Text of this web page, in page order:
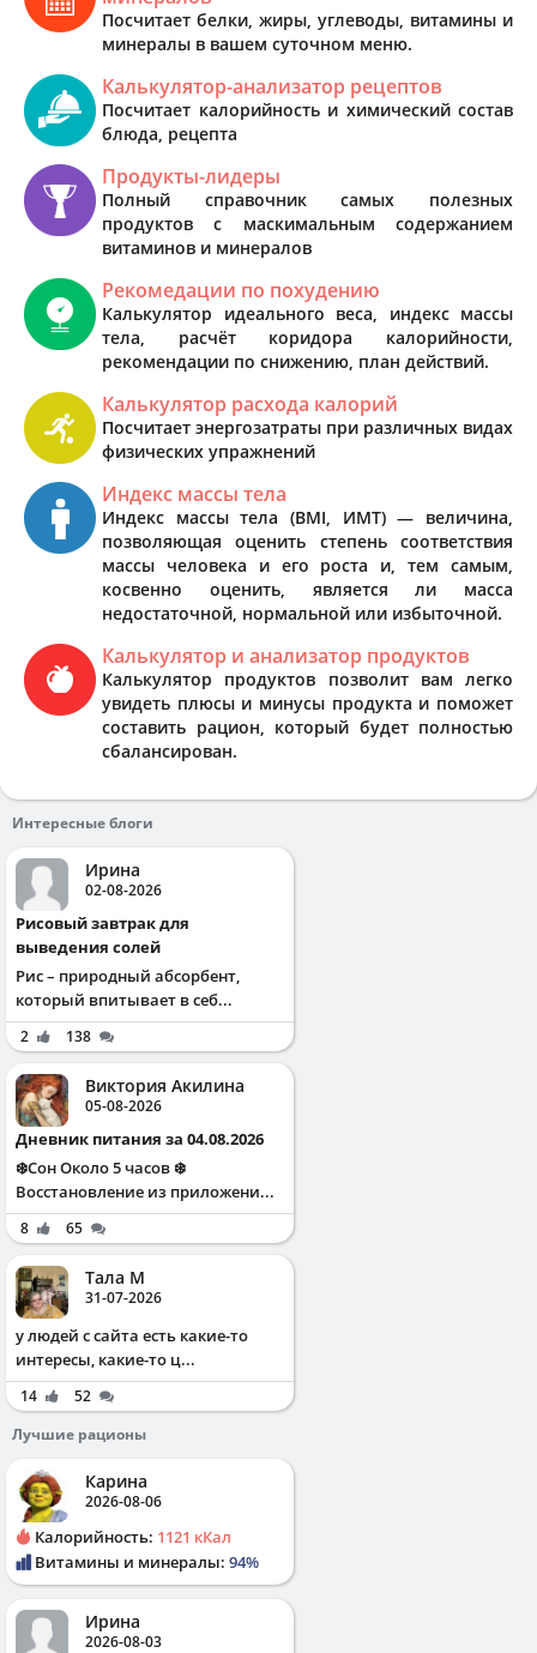
Посчитает белки, жиры, углеводы, витамины и
минералы в вашем суточном меню.
Калькулятор-анализатор рецептов
Посчитает калорийность и химический состав
блюда, рецепта
Продукты-лидеры
Полный справочник самых полезных
продуктов с маскимальным содержанием
витаминов и минералов
Рекомедации по похудению
Калькулятор идеального веса, индекс массы
тела, расчёт коридора калорийности,
рекомендации по снижению, план действий.
Калькулятор расхода калорий
Посчитает энергозатраты при различных видах
физических упражнений
Индекс массы тела
Индекс массы тела (BMI, ИМТ) — величина,
позволяющая оценить степень соответствия
массы человека и его роста и, тем самым,
косвенно оценить, является ли масса
недостаточной, нормальной или избыточной.
Калькулятор и анализатор продуктов
Калькулятор продуктов позволит вам легко
увидеть плюсы и минусы продукта и поможет
составить рацион, который будет полностью
сбалансирован.
Интересные блоги
Ирина
02-08-2026
Рисовый завтрак для
выведения солей
Рис – природный абсорбент,
который впитывает в себ...
2 138
Виктория Акилина
05-08-2026
Дневник питания за 04.08.2026
❄️Сон Около 5 часов ❄️
Восстановление из приложени...
8 65
Тала М
31-07-2026
у людей с сайта есть какие-то
интересы, какие-то ц...
14
52
Лучшие рационы
Карина
2026-08-06
Калорийность: 1121 кКал
Витамины и минералы: 94%
Ирина
2026-08-03